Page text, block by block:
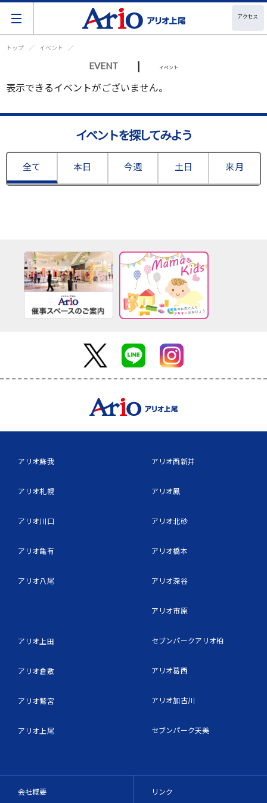
アクセス
トップ イベント
EVENT | イベント
表示できるイベントがございません。
イベントを探してみよう
全て 本日 今週 土日 来月
アリオ蘇我
アリオ札幌
アリオ川口
アリオ亀有
アリオ八尾
アリオ上田
アリオ倉敷
アリオ鷲宮
アリオ上尾
アリオ西新井
アリオ鳳
アリオ北砂
アリオ橋本
アリオ深谷
アリオ市原
セブンパークアリオ柏
アリオ葛西
アリオ加古川
セブンパーク天美
会社概要 リンク